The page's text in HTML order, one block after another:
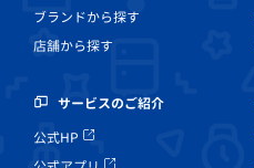
ブランドから探す
店舗から探す
サービスのご紹介
公式HP